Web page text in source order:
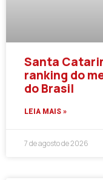
Santa
ranking do
do Brasil
LEIA MAIS »
7 de agosto de 2026